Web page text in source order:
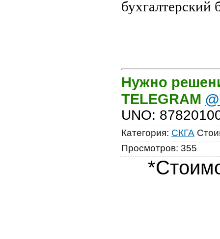
бухгалтерский
Нужно
TELEGRAM
UNO:
Категория: СКГА
Просмотров: 355